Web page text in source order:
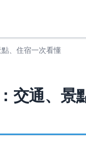
、住宿一次看懂
交通、景